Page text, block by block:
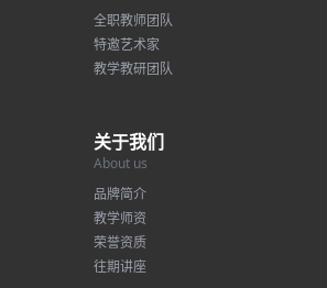
全职教师团队
特邀艺术家
教学教研团队
关于我们
About us
品牌简介
教学师资
荣誉资质
往期讲座